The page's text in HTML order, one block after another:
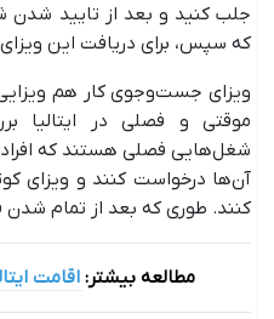
جلب کنید و بعد از تایید شدن
که سپس، برای دریافت این ویزای
موقتی و فصلی در ایتالیا
شغل‌هایی فصلی هستند که افراد
آن‌ها درخواست کنند و ویزای
کنند. طوری که بعد از تمام شدن
مطالعه بیشتر: اقامت